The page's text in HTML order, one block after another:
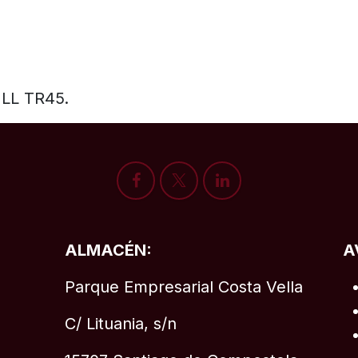
TR45.
ALMACÉN:
Parque Empresarial Costa Vella
C/ Lituania, s/n